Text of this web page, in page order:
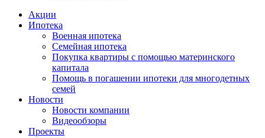
Акции
Ипотека
Военная ипотека
Семейная ипотека
Покупка квартиры с помощью материнского
капитала
Помощь в погашении ипотеки для многодетных
семей
Новости
Новости компании
Видеообзоры
Проекты